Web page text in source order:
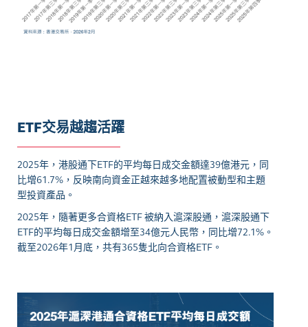
ETF交易越趨活躍
2025年，港股通下ETF的平均每日成交金額達39億港元，同
比增61.7%，反映南向資金正越來越多地配置被動型和主題
型投資產品。
2025年，隨著更多合資格ETF 被納入滬深股通，滬深股通下
ETF的平均每日成交金額增至34億元人民幣，同比增72.1%。
截至2026年1月底，共有365隻北向合資格ETF。